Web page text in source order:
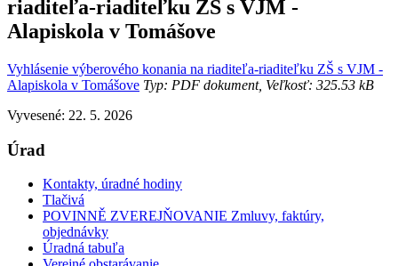
riaditeľa-riaditeľku ZŠ s VJM -
Alapiskola v Tomášove
Vyhlásenie výberového konania na riaditeľa-riaditeľku ZŠ s VJM -
Alapiskola v Tomášove Typ: PDF dokument, Veľkosť: 325.53 kB
Vyvesené: 22. 5. 2026
Úrad
Kontakty, úradné hodiny
Tlačivá
POVINNĚ ZVEREJŇOVANIE Zmluvy, faktúry,
objednávky
Úradná tabuľa